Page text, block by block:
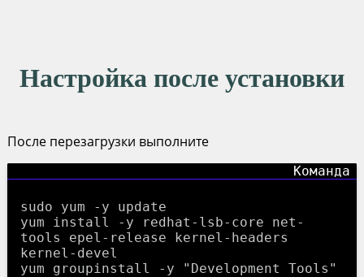
Настройка после установки
После перезагрузки выполните
sudo yum -y update
yum install -y redhat-lsb-core net-
tools epel-release kernel-headers
kernel-devel
yum groupinstall -y "Development Tools"